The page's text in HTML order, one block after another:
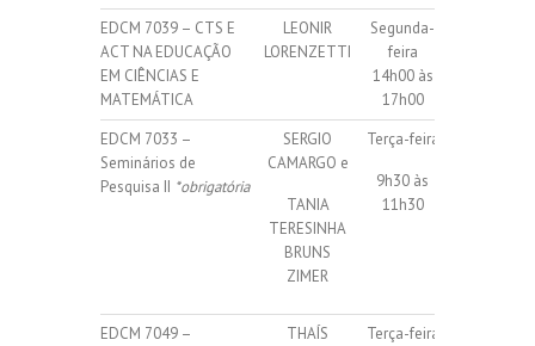
EDCM 7039 – CTS E
ACT NA EDUCAÇÃO
EM CIÊNCIAS E
MATEMÁTICA
LEONIR
LORENZETTI
Segunda-
feira
14h00 às
17h00
EDCM 7033 –
Seminários de
Pesquisa II *obrigatória
SERGIO
CAMARGO e
TANIA
TERESINHA
BRUNS
ZIMER
Terça-feira
9h30 às
11h30
EDCM 7049 –
THAÍS
Terça-feira